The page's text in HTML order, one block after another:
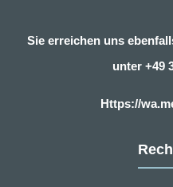
Sie erreichen uns
unter +49
Https://